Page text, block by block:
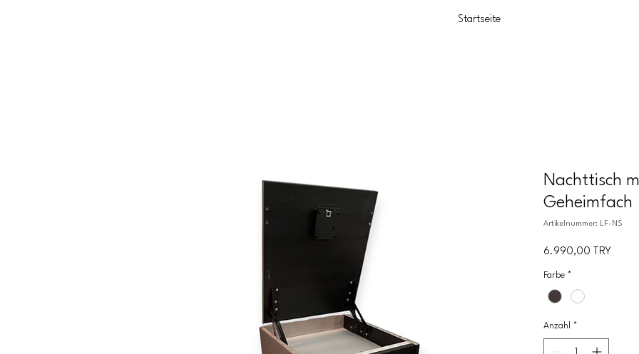
Startseite
Nachttisch
Geheimfach
Artikelnummer: LF-NS
6.990,00 TRY
Farbe *
Anzahl *